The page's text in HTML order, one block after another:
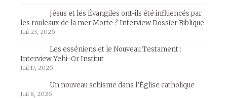
Jésus et les Évangiles ont-ils été influencés par
les rouleaux de la mer Morte ? Interview Dossier Biblique
Juil 23, 2026
Les esséniens et le Nouveau Testament :
Interview Yehi-Or Institut
Juil 17, 2026
Un nouveau schisme dans l’Église catholique
Juil 8, 2026